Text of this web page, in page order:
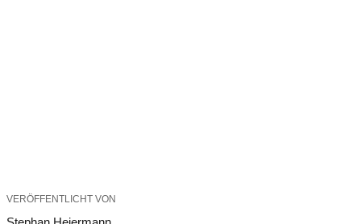
VERÖFFENTLICHT VON